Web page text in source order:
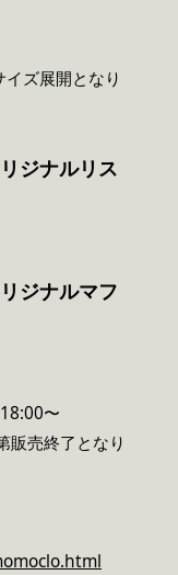
ズ展開となり
ジナルリス
ジナルマフ
〜
販売終了となり